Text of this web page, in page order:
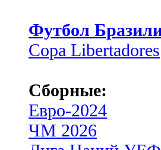
Футбол
Copa Libertadores
Сборные:
Евро-2024
ЧМ 2026